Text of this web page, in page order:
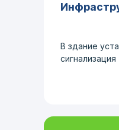
В здание
сигнализация